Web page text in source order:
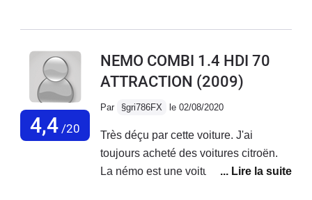
consommation ridicule et une bonne
défaut comme le moteur qui manque
cruellement de puissance et la tenue
moyen et les suspensions
inexistantes, le plastique a l'intérieur
est fragile et de mauvaise qualité. Mais
4,4 /20
NEMO COMBI 1.4 HDI 70
ATTRACTION (2009)
Par §gri786FX le 02/08/2020
Très déçu par cette voiture. J'ai
toujours acheté des voitures citroën.
La némo est une voiture "gadget", tout